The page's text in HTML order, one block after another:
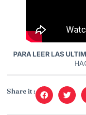
PARA LEER LAS
Share it :